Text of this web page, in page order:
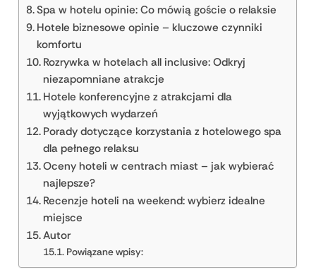
Spa w hotelu opinie: Co mówią goście o relaksie
Hotele biznesowe opinie – kluczowe czynniki
komfortu
Rozrywka w hotelach all inclusive: Odkryj
niezapomniane atrakcje
Hotele konferencyjne z atrakcjami dla
wyjątkowych wydarzeń
Porady dotyczące korzystania z hotelowego spa
dla pełnego relaksu
Oceny hoteli w centrach miast – jak wybierać
najlepsze?
Recenzje hoteli na weekend: wybierz idealne
miejsce
Autor
Powiązane wpisy: